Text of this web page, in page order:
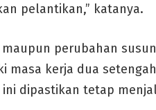
pelantikan,” katanya.
perubahan
masa kerja dua
dipastikan tetap